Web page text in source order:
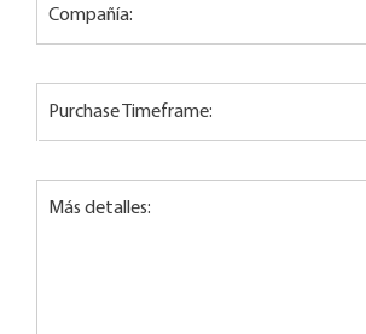
Compañía:
Purchase Timeframe:
Más detalles: